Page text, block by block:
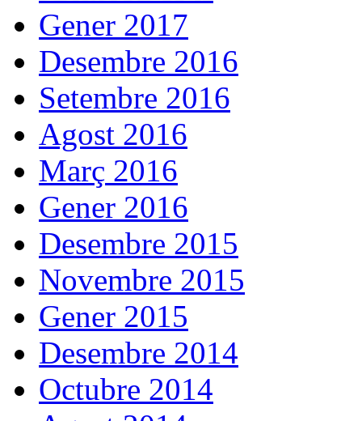
Gener 2017
Desembre 2016
Setembre 2016
Agost 2016
Març 2016
Gener 2016
Desembre 2015
Novembre 2015
Gener 2015
Desembre 2014
Octubre 2014